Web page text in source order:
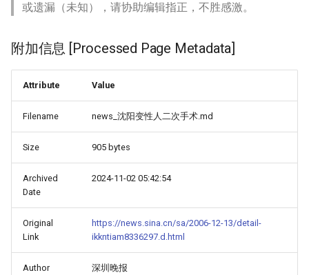
或遗漏（未知），请协助编辑指正，不胜感激。
附加信息 [Processed Page Metadata]
Attribute Value
Filename news_沈阳变性人二次手术.md
Size 905 bytes
Archived
Date
2024-11-02 05:42:54
Original
Link
https://news.sina.cn/sa/2006-12-13/detail-
ikkntiam8336297.d.html
Author 深圳晚报